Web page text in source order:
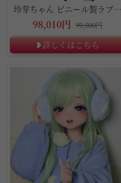
玲芽ちゃん ビニール製ラブド
ール
98,010円 99,000円
❥詳しくはこちら